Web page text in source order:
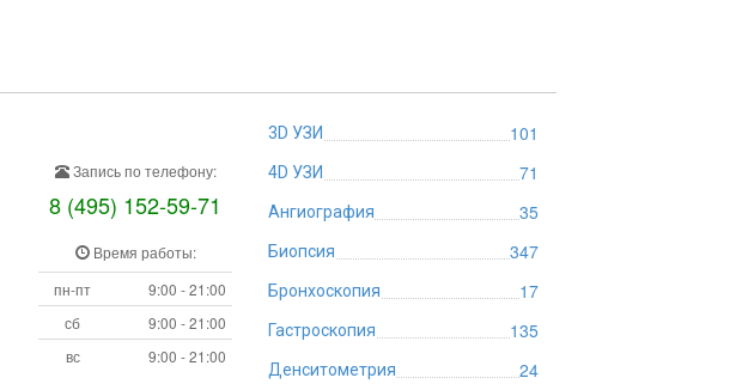
Запись по телефону:
8 (495) 152-59-71
Время работы:
пн-пт
9:00 - 21:00
сб
9:00 - 21:00
вс
9:00 - 21:00
3D УЗИ 101
4D УЗИ 71
Ангиография 35
Биопсия 347
Бронхоскопия 17
Гастроскопия 135
Денситометрия 24